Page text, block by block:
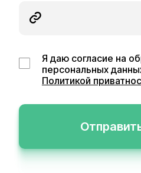
Я даю согласие на
персональных
Политикой